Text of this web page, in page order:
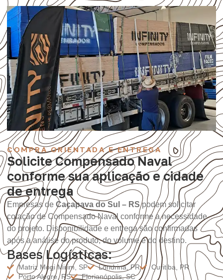
COMPRA ORIENTADA E ENTREGA
Solicite Compensado Naval
conforme sua aplicação e cidade
de entrega
Empresas de Caçapava do Sul – RSpodem solicitar
cotação de Compensado Naval conforme a necessidade
do projeto. Disponibilidade e entrega são confirmadas
após a análise do produto, do volume e do destino.
Bases Logísticas:
Matriz Mogi Mirim, SP Londrina, PR
Curitiba, PR
Porto Alegre, RS
Florianópolis, SC